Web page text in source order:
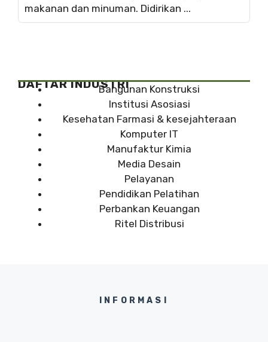
makanan dan minuman. Didirikan ...
DAFTAR INDUSTRIBangunan Konstruksi
Institusi Asosiasi
Kesehatan Farmasi & kesejahteraan
Komputer IT
Manufaktur Kimia
Media Desain
Pelayanan
Pendidikan Pelatihan
Perbankan Keuangan
Ritel Distribusi
INFORMASI